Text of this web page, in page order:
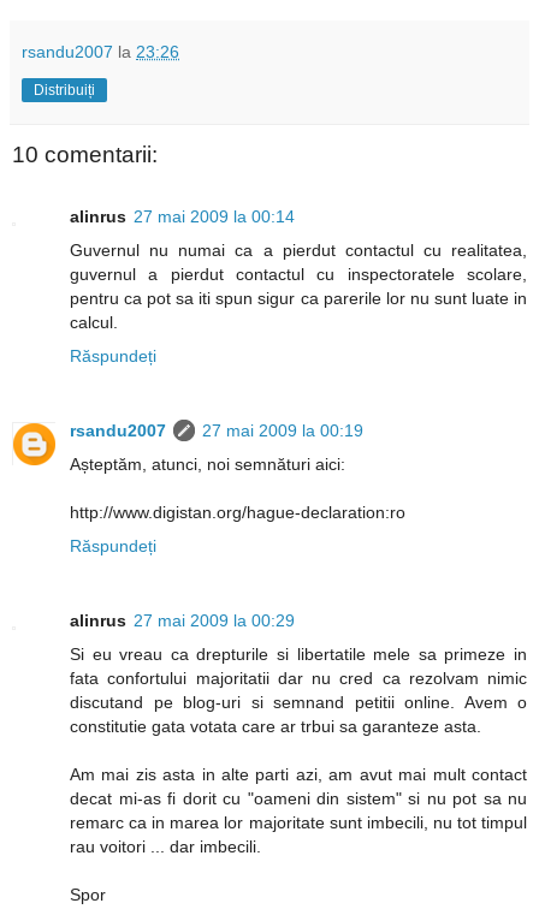
rsandu2007 la 23:26
Distribuiți
10 comentarii:
alinrus 27 mai 2009 la 00:14
Guvernul nu numai ca a pierdut contactul cu realitatea,
guvernul a pierdut contactul cu inspectoratele scolare,
pentru ca pot sa iti spun sigur ca parerile lor nu sunt luate in
calcul.
Răspundeți
rsandu2007
27 mai 2009 la 00:19
Așteptăm, atunci, noi semnături aici:
http://www.digistan.org/hague-declaration:ro
Răspundeți
alinrus 27 mai 2009 la 00:29
Si eu vreau ca drepturile si libertatile mele sa primeze in
fata confortului majoritatii dar nu cred ca rezolvam nimic
discutand pe blog-uri si semnand petitii online. Avem o
constitutie gata votata care ar trbui sa garanteze asta.
Am mai zis asta in alte parti azi, am avut mai mult contact
decat mi-as fi dorit cu "oameni din sistem" si nu pot sa nu
remarc ca in marea lor majoritate sunt imbecili, nu tot timpul
rau voitori ... dar imbecili.
Spor